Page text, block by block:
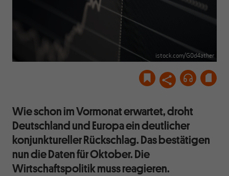
istock.com/G0d4ather
Wie schon im Vormonat erwartet, droht
Deutschland und Europa ein deutlicher
konjunktureller Rückschlag. Das bestätigen
nun die Daten für Oktober. Die
Wirtschaftspolitik muss reagieren.